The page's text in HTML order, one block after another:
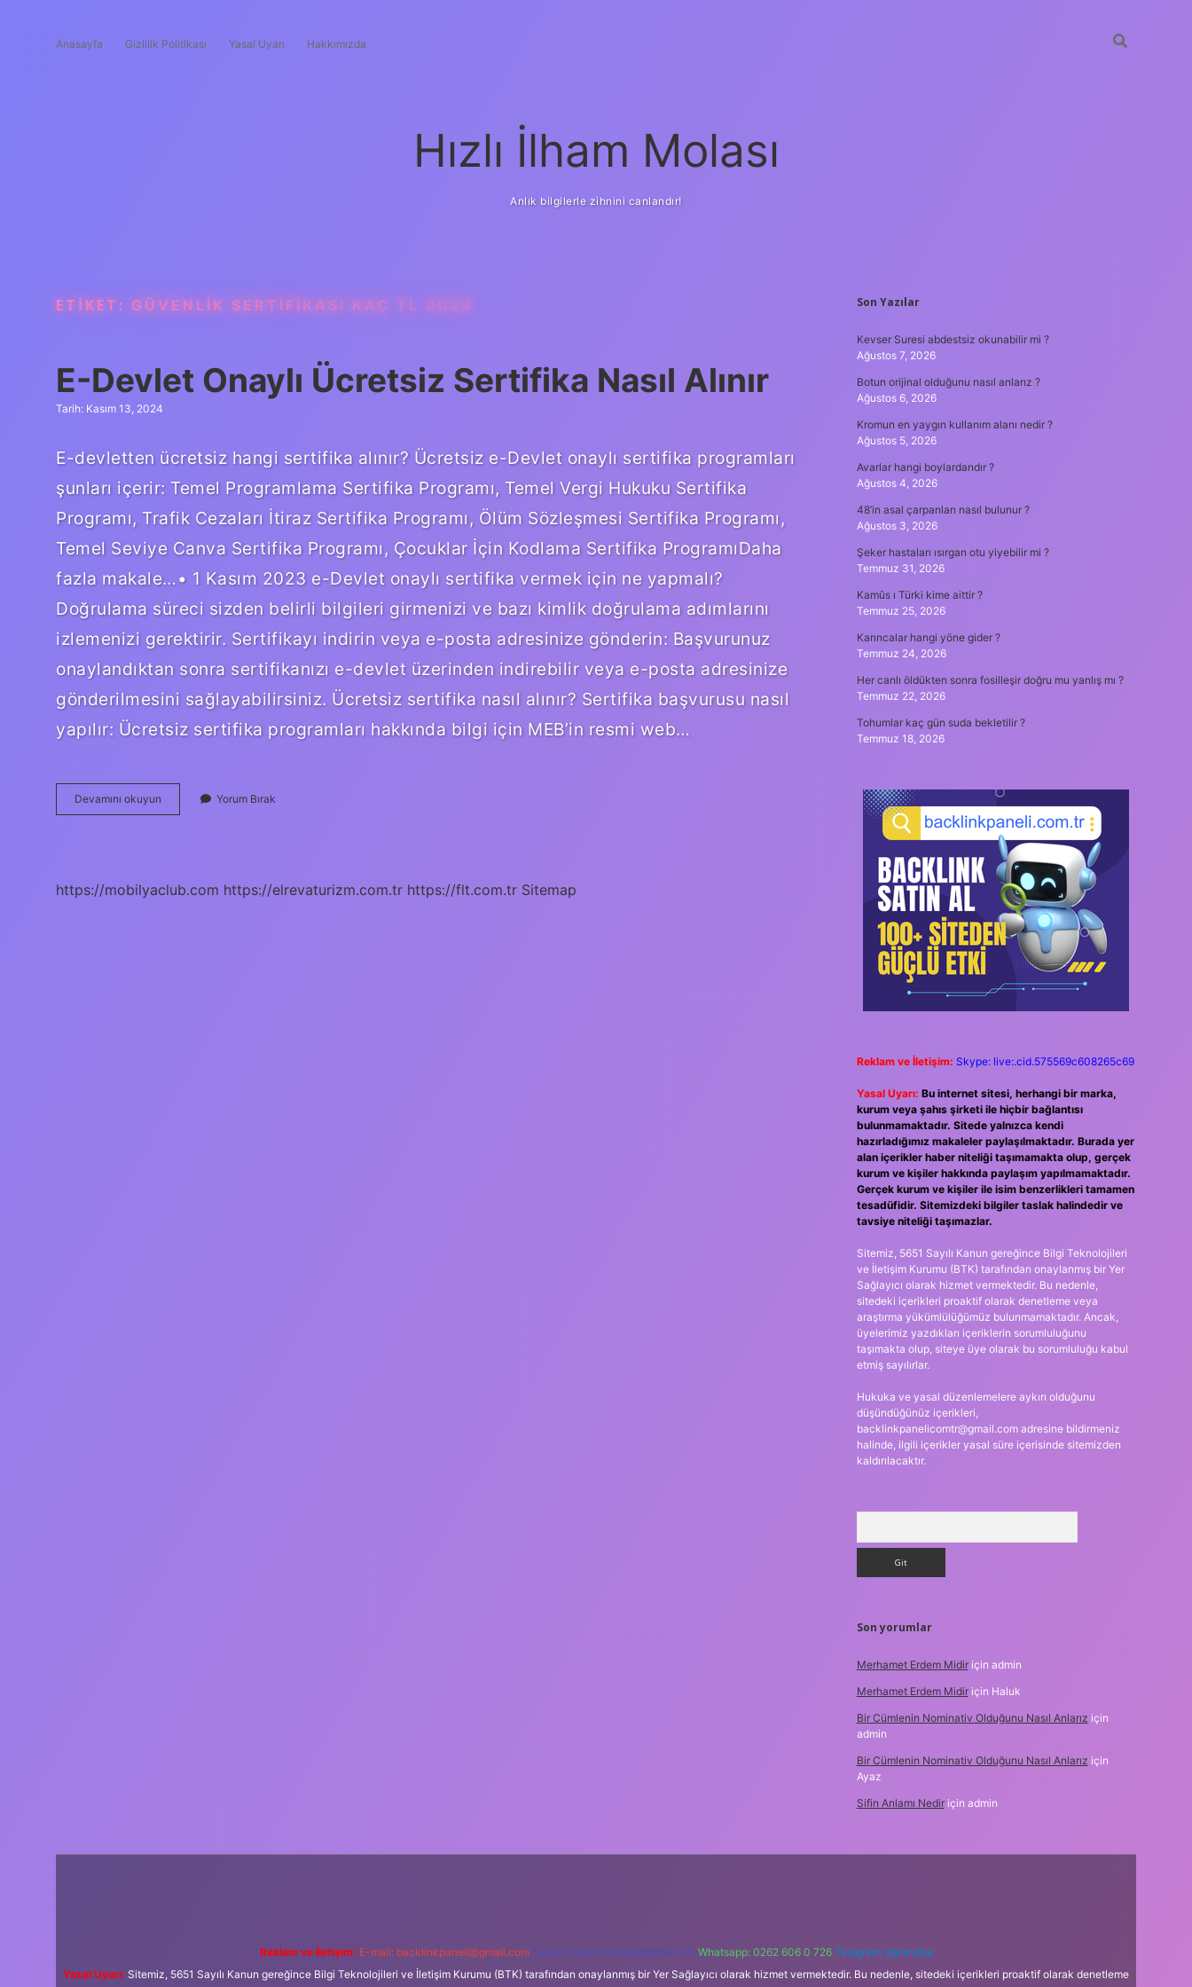
Anasayfa Gizlilik Politikası Yasal Uyarı Hakkımızda
Hızlı İlham Molası
Anlık bilgilerle zihnini canlandır!
ETIKET: GÜVENLIK SERTIFIKASI KAÇ TL 2024
E-Devlet Onaylı Ücretsiz Sertifika Nasıl Alınır
Tarih: Kasım 13, 2024
E-devletten ücretsiz hangi sertifika alınır? Ücretsiz e-Devlet onaylı sertifika programları
şunları içerir: Temel Programlama Sertifika Programı, Temel Vergi Hukuku Sertifika
Programı, Trafik Cezaları İtiraz Sertifika Programı, Ölüm Sözleşmesi Sertifika Programı,
Temel Seviye Canva Sertifika Programı, Çocuklar İçin Kodlama Sertifika ProgramıDaha
fazla makale…• 1 Kasım 2023 e-Devlet onaylı sertifika vermek için ne yapmalı?
Doğrulama süreci sizden belirli bilgileri girmenizi ve bazı kimlik doğrulama adımlarını
izlemenizi gerektirir. Sertifikayı indirin veya e-posta adresinize gönderin: Başvurunuz
onaylandıktan sonra sertifikanızı e-devlet üzerinden indirebilir veya e-posta adresinize
gönderilmesini sağlayabilirsiniz. Ücretsiz sertifika nasıl alınır? Sertifika başvurusu nasıl
yapılır: Ücretsiz sertifika programları hakkında bilgi için MEB’in resmi web…
Devamını okuyun
Devlet
Alınır
Yorum Bırak
https://mobilyaclub.com https://elrevaturizm.com.tr https://flt.com.tr Sitemap
SIDEBAR
Son Yazılar
Kevser Suresi abdestsiz okunabilir mi ?
Ağustos 7, 2026
Botun orijinal olduğunu nasıl anlarız ?
Ağustos 6, 2026
Kromun en yaygın kullanım alanı nedir ?
Ağustos 5, 2026
Avarlar hangi boylardandır ?
Ağustos 4, 2026
48’in asal çarpanları nasıl bulunur ?
Ağustos 3, 2026
Şeker hastaları ısırgan otu yiyebilir mi ?
Temmuz 31, 2026
Kamûs ı Türki kime aittir ?
Temmuz 25, 2026
Karıncalar hangi yöne gider ?
Temmuz 24, 2026
Her canlı öldükten sonra fosilleşir doğru mu yanlış mı ?
Temmuz 22, 2026
Tohumlar kaç gün suda bekletilir ?
Temmuz 18, 2026
Reklam ve İletişim: Skype: live:.cid.575569c608265c69
Yasal Uyarı: Bu internet sitesi, herhangi bir marka,
kurum veya şahıs şirketi ile hiçbir bağlantısı
bulunmamaktadır. Sitede yalnızca kendi
hazırladığımız makaleler paylaşılmaktadır. Burada yer
alan içerikler haber niteliği taşımamakta olup, gerçek
kurum ve kişiler hakkında paylaşım yapılmamaktadır.
Gerçek kurum ve kişiler ile isim benzerlikleri tamamen
tesadüfidir. Sitemizdeki bilgiler taslak halindedir ve
tavsiye niteliği taşımazlar.
Sitemiz, 5651 Sayılı Kanun gereğince Bilgi Teknolojileri
ve İletişim Kurumu (BTK) tarafından onaylanmış bir Yer
Sağlayıcı olarak hizmet vermektedir. Bu nedenle,
sitedeki içerikleri proaktif olarak denetleme veya
araştırma yükümlülüğümüz bulunmamaktadır. Ancak,
üyelerimiz yazdıkları içeriklerin sorumluluğunu
taşımakta olup, siteye üye olarak bu sorumluluğu kabul
etmiş sayılırlar.
Hukuka ve yasal düzenlemelere aykırı olduğunu
düşündüğünüz içerikleri,
backlinkpanelicomtr@gmail.comadresine bildirmeniz
halinde, ilgili içerikler yasal süre içerisinde sitemizden
kaldırılacaktır.
Son yorumlar
Merhamet Erdem Midiriçin admin
Merhamet Erdem Midiriçin Haluk
Bir Cümlenin Nominativ Olduğunu Nasıl Anlarız için
admin
Bir Cümlenin Nominativ Olduğunu Nasıl Anlarız için
Ayaz
Sifin Anlamı Nediriçin admin
Reklam ve İletişim: E-mail: backlinkpaneli@gmail.com Teams: forumhizmeti@gmail.com Whatsapp: 0262 606 0 726 Telegram: @karabul
Yasal Uyarı: Sitemiz, 5651 Sayılı Kanun gereğince Bilgi Teknolojileri ve İletişim Kurumu (BTK) tarafından onaylanmış bir Yer Sağlayıcı olarak hizmet vermektedir. Bu nedenle, sitedeki içerikleri proaktif olarak denetleme